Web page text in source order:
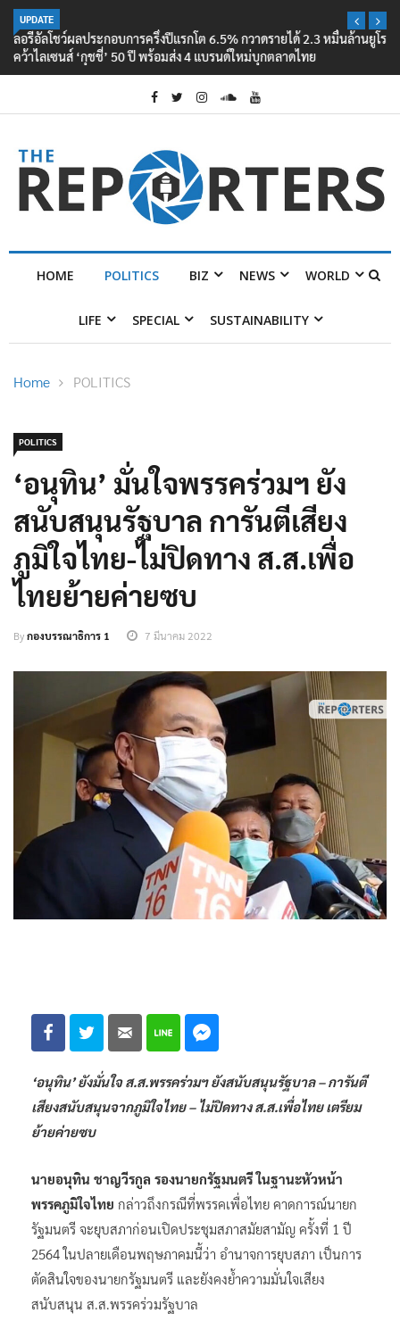
UPDATE
ลอรีอัลโชว์ผลประกอบการครึ่งปีแรกโต 6.5% กวาดรายได้ 2.3 หมื่นล้านยูโร
คว้าไลเซนส์ ‘กุชชี่’ 50 ปี พร้อมส่ง 4 แบรนด์ใหม่บุกตลาดไทย
HOME POLITICS BIZ NEWS WORLD
LIFE SPECIAL SUSTAINABILITY
Home POLITICS
POLITICS
‘อนุทิน’ มั่นใจพรรคร่วมฯ ยัง
สนับสนุนรัฐบาล การันตีเสียง
ภูมิใจไทย-ไม่ปิดทาง ส.ส.เพื่อ
ไทยย้ายค่ายซบ
Byกองบรรณาธิการ 1 7 มีนาคม 2022
‘อนุทิน’ ยังมั่นใจ ส.ส.พรรคร่วมฯ ยังสนับสนุนรัฐบาล – การันตี
เสียงสนับสนุนจากภูมิใจไทย – ไม่ปิดทาง ส.ส.เพื่อไทย เตรียม
ย้ายค่ายซบ
นายอนุทิน ชาญวีรกูล รองนายกรัฐมนตรี ในฐานะหัวหน้า
พรรคภูมิใจไทย กล่าวถึงกรณีที่พรรคเพื่อไทย คาดการณ์นายก
รัฐมนตรี จะยุบสภาก่อนเปิดประชุมสภาสมัยสามัญ ครั้งที่ 1 ปี
2564 ในปลายเดือนพฤษภาคมนี้ว่า อำนาจการยุบสภา เป็นการ
ตัดสินใจของนายกรัฐมนตรี และยังคงย้ำความมั่นใจเสียง
สนับสนุน ส.ส.พรรคร่วมรัฐบาล